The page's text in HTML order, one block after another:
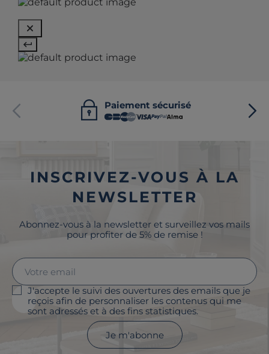
Paiement sécurisé
INSCRIVEZ-VOUS À LA
NEWSLETTER
Abonnez-vous à la newsletter et surveillez vos mails
pour profiter de 5% de remise !
J'accepte le suivi des ouvertures des emails que je
reçois afin de personnaliser les contenus qui me
sont adressés et à des fins statistiques.
Je m'abonne